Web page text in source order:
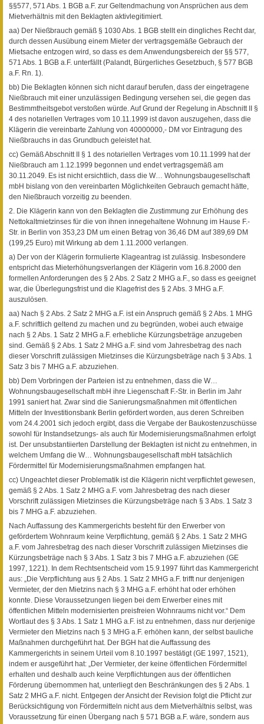
§§577, 571 Abs. 1 BGB a.F. zur Geltendmachung von Ansprüchen aus dem
Mietverhältnis mit den Beklagten aktivlegitimiert.
aa) Der Nießbrauch gemäß § 1030 Abs. 1 BGB stellt ein dingliches Recht dar,
durch dessen Ausübung einem Mieter der vertragsgemäße Gebrauch der
Mietsache entzogen wird, so dass es dem Anwendungsbereich der §§ 577,
571 Abs. 1 BGB a.F. unterfällt (Palandt, Bürgerliches Gesetzbuch, § 577 BGB
a.F. Rn. 1).
bb) Die Beklagten können sich nicht darauf berufen, dass der eingetragene
Nießbrauch mit einer unzulässigen Bedingung versehen sei, die gegen das
Bestimmtheitsgebot verstoßen würde. Auf Grund der Regelung in Abschnitt II §
4 des notariellen Vertrages vom 10.11.1999 ist davon auszugehen, dass die
Klägerin die vereinbarte Zahlung von 40000000,- DM vor Eintragung des
Nießbrauchs in das Grundbuch geleistet hat.
cc) Gemäß Abschnitt II § 1 des notariellen Vertrages vom 10.11.1999 hat der
Nießbrauch am 1.12.1999 begonnen und endet vertragsgemäß am
30.11.2049. Es ist nicht ersichtlich, dass die W… Wohnungsbaugesellschaft
mbH bislang von den vereinbarten Möglichkeiten Gebrauch gemacht hätte,
den Nießbrauch vorzeitig zu beenden.
2. Die Klägerin kann von den Beklagten die Zustimmung zur Erhöhung des
Nettokaltmietzinses für die von ihnen innegehaltene Wohnung im Hause F.-
Str. in Berlin von 353,23 DM um einen Betrag von 36,46 DM auf 389,69 DM
(199,25 Euro) mit Wirkung ab dem 1.11.2000 verlangen.
a) Der von der Klägerin formulierte Klageantrag ist zulässig. Insbesondere
entspricht das Mieterhöhungsverlangen der Klägerin vom 16.8.2000 den
formellen Anforderungen des § 2 Abs. 2 Satz 2 MHG a.F., so dass es geeignet
war, die Überlegungsfrist und die Klagefrist des § 2 Abs. 3 MHG a.F.
auszulösen.
aa) Nach § 2 Abs. 2 Satz 2 MHG a.F. ist ein Anspruch gemäß § 2 Abs. 1 MHG
a.F. schriftlich geltend zu machen und zu begründen, wobei auch etwaige
nach § 2 Abs. 1 Satz 2 MHG a.F. erhebliche Kürzungsbeträge anzugeben
sind. Gemäß § 2 Abs. 1 Satz 2 MHG a.F. sind vom Jahresbetrag des nach
dieser Vorschrift zulässigen Mietzinses die Kürzungsbeträge nach § 3 Abs. 1
Satz 3 bis 7 MHG a.F. abzuziehen.
bb) Dem Vorbringen der Parteien ist zu entnehmen, dass die W…
Wohnungsbaugesellschaft mbH ihre Liegenschaft F.-Str. in Berlin im Jahr
1991 saniert hat. Zwar sind die Sanierungsmaßnahmen mit öffentlichen
Mitteln der Investitionsbank Berlin gefördert worden, aus deren Schreiben
vom 24.4.2001 sich jedoch ergibt, dass die Vergabe der Baukostenzuschüsse
sowohl für Instandsetzungs- als auch für Modernisierungsmaßnahmen erfolgt
ist. Der unsubstantiierten Darstellung der Beklagten ist nicht zu entnehmen, in
welchem Umfang die W… Wohnungsbaugesellschaft mbH tatsächlich
Fördermittel für Modernisierungsmaßnahmen empfangen hat.
cc) Ungeachtet dieser Problematik ist die Klägerin nicht verpflichtet gewesen,
gemäß § 2 Abs. 1 Satz 2 MHG a.F. vom Jahresbetrag des nach dieser
Vorschrift zulässigen Mietzinses die Kürzungsbeträge nach § 3 Abs. 1 Satz 3
bis 7 MHG a.F. abzuziehen.
Nach Auffassung des Kammergerichts besteht für den Erwerber von
gefördertem Wohnraum keine Verpflichtung, gemäß § 2 Abs. 1 Satz 2 MHG
a.F. vom Jahresbetrag des nach dieser Vorschrift zulässigen Mietzinses die
Kürzungsbeträge nach § 3 Abs. 1 Satz 3 bis 7 MHG a.F. abzuziehen (GE
1997, 1221). In dem Rechtsentscheid vom 15.9.1997 führt das Kammergericht
aus: „Die Verpflichtung aus § 2 Abs. 1 Satz 2 MHG a.F. trifft nur denjenigen
Vermieter, der den Mietzins nach § 3 MHG a.F. erhöht hat oder erhöhen
konnte. Diese Voraussetzungen liegen bei dem Erwerber eines mit
öffentlichen Mitteln modernisierten preisfreien Wohnraums nicht vor.“ Dem
Wortlaut des § 3 Abs. 1 Satz 1 MHG a.F. ist zu entnehmen, dass nur derjenige
Vermieter den Mietzins nach § 3 MHG a.F. erhöhen kann, der selbst bauliche
Maßnahmen durchgeführt hat. Der BGH hat die Auffassung des
Kammergerichts in seinem Urteil vom 8.10.1997 bestätigt (GE 1997, 1521),
indem er ausgeführt hat: „Der Vermieter, der keine öffentlichen Fördermittel
erhalten und deshalb auch keine Verpflichtungen aus der öffentlichen
Förderung übernommen hat, unterliegt den Beschränkungen des § 2 Abs. 1
Satz 2 MHG a.F. nicht. Entgegen der Ansicht der Revision folgt die Pflicht zur
Berücksichtigung von Fördermitteln nicht aus dem Mietverhältnis selbst, was
Voraussetzung für einen Übergang nach § 571 BGB a.F. wäre, sondern aus